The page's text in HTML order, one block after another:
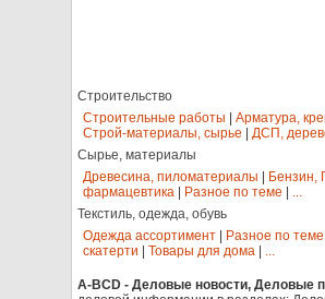
Строительство
Строительные работы
Арматура,
Строй-материалы, сырье
ДСП,
Сырье, материалы
Древесина, пиломатериалы
Бензин,
фармацевтика
Разное по теме
...
Текстиль, одежда, обувь
Одежда ассортимент
Разное по теме
скатерти
Товары для дома ...
A-BCD - Деловые новости, Деловые